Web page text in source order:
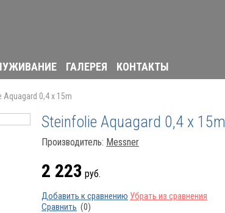
ГАЛЕРЕЯ КОНТАКТЫ
0,4 х 15m
Steinfolie Aquagard 0,4 х 15m
Производитель: Messner
2 223 руб.
Добавить к сравнению Убрать из сравнения
Сравнить (0)